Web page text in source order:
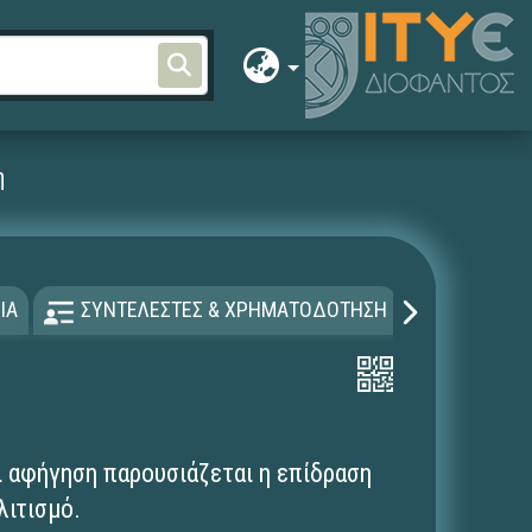
ΣΥΝΤΕΛΕΣΤΕΣ & ΧΡΗΜΑΤΟΔΟΤΗΣΗ
παρουσιάζεται η επίδραση